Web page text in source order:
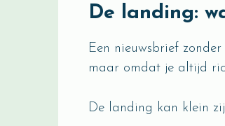
De landing:
Een nieuwsbrief
maar omdat je altijd
De landing kan klein